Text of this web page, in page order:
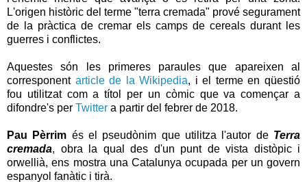
L'origen històric del terme "terra cremada" prové segurament
de la pràctica de cremar els camps de cereals durant les
guerres i conflictes.
Aquestes són les primeres paraules que apareixen al
corresponent article de la Wikipedia, i el terme en qüestió
fou utilitzat com a títol per un còmic que va començar a
difondre's per Twitter a partir del febrer de 2018.
Pau Pèrrim és el pseudònim que utilitza l'autor de Terra
cremada, obra la qual des d'un punt de vista distòpic i
orwellià, ens mostra una Catalunya ocupada per un govern
espanyol fanàtic i tirà.